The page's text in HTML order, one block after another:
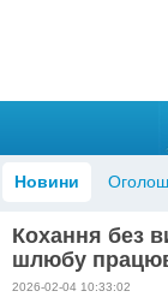
Новини
Кохання без
шлюбу
2026-02-04 10:33:02